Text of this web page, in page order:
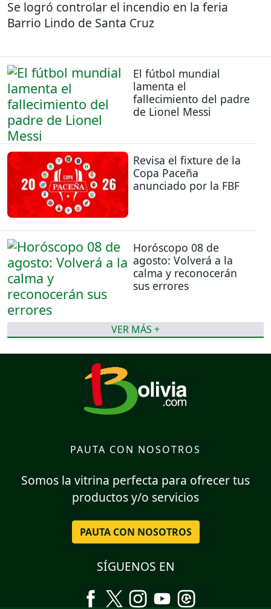
Se logró controlar el incendio en la feria
Barrio Lindo de Santa Cruz
El fútbol mundial
lamenta el
fallecimiento del padre
de Lionel Messi
Revisa el fixture de la
Copa Paceña
anunciado por la FBF
Horóscopo 08 de
agosto: Volverá a la
calma y reconocerán
sus errores
VER MÁS +
PAUTA CON NOSOTROS
Somos la vitrina perfecta para ofrecer tus
productos y/o servicios
PAUTA CON NOSOTROS
SÍGUENOS EN